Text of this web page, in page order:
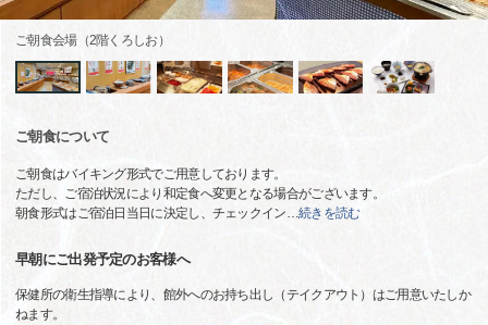
ご朝食会場（2階くろしお）
ご朝食について
ご朝食はバイキング形式でご用意しております。
ただし、ご宿泊状況により和定食へ変更となる場合がございます。
朝食形式はご宿泊日当日に決定し、チェックイン…続きを読む
早朝にご出発予定のお客様へ
保健所の衛生指導により、館外へのお持ち出し（テイクアウト）はご用意いたしか
ねます。